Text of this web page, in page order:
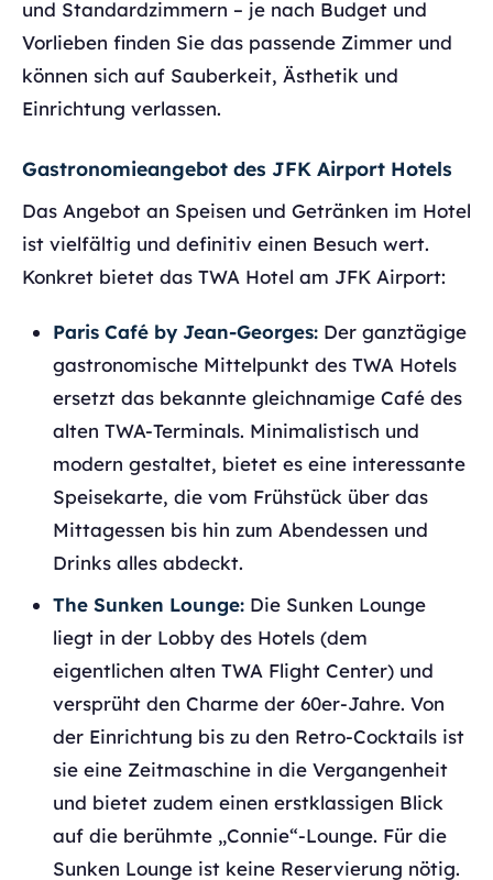
und Standardzimmern – je nach Budget und
Vorlieben finden Sie das passende Zimmer und
können sich auf Sauberkeit, Ästhetik und
Einrichtung verlassen.
Gastronomieangebot des JFK Airport Hotels
Das Angebot an Speisen und Getränken im Hotel
ist vielfältig und definitiv einen Besuch wert.
Konkret bietet das TWA Hotel am JFK Airport:
Paris Café by Jean-Georges: Der ganztägige
gastronomische Mittelpunkt des TWA Hotels
ersetzt das bekannte gleichnamige Café des
alten TWA-Terminals. Minimalistisch und
modern gestaltet, bietet es eine interessante
Speisekarte, die vom Frühstück über das
Mittagessen bis hin zum Abendessen und
Drinks alles abdeckt.
The Sunken Lounge: Die Sunken Lounge
liegt in der Lobby des Hotels (dem
eigentlichen alten TWA Flight Center) und
versprüht den Charme der 60er-Jahre. Von
der Einrichtung bis zu den Retro-Cocktails ist
sie eine Zeitmaschine in die Vergangenheit
und bietet zudem einen erstklassigen Blick
auf die berühmte „Connie“-Lounge. Für die
Sunken Lounge ist keine Reservierung nötig.